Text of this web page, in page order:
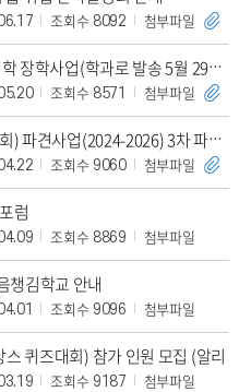
조회수 8092 첨부파일
[안내] 2025년 프랑스 문화예술 견학 장학사업(학과로 발송 5월 29일까지)
조회수 8571 첨부파일
[모집] KOICA-청년중기봉사단(사회) 파견사업(2024-2026) 3차 파견 단원 모집
조회수 9060 첨부파일
럼
조회수 8869 첨부파일
챙김학교 안내
조회수 9096 첨부파일
퀴즈대회) 참가 인원 모집 (알리
조회수 9187 첨부파일